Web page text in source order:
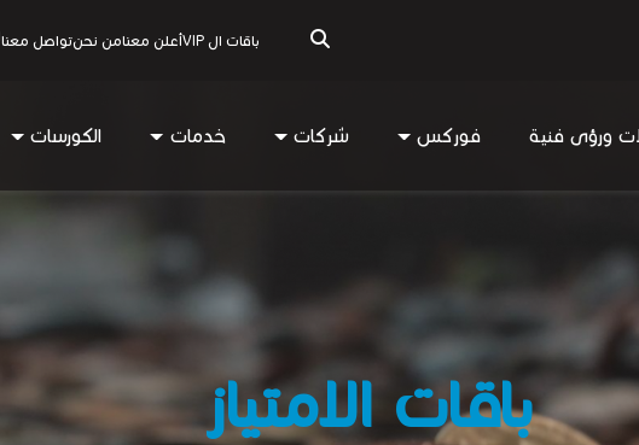
باقات ال VIP أعلن معنامن نحنتواصل معنا
ورؤى فنية فوركس شركات خدمات الكورسات
باقات الامتياز